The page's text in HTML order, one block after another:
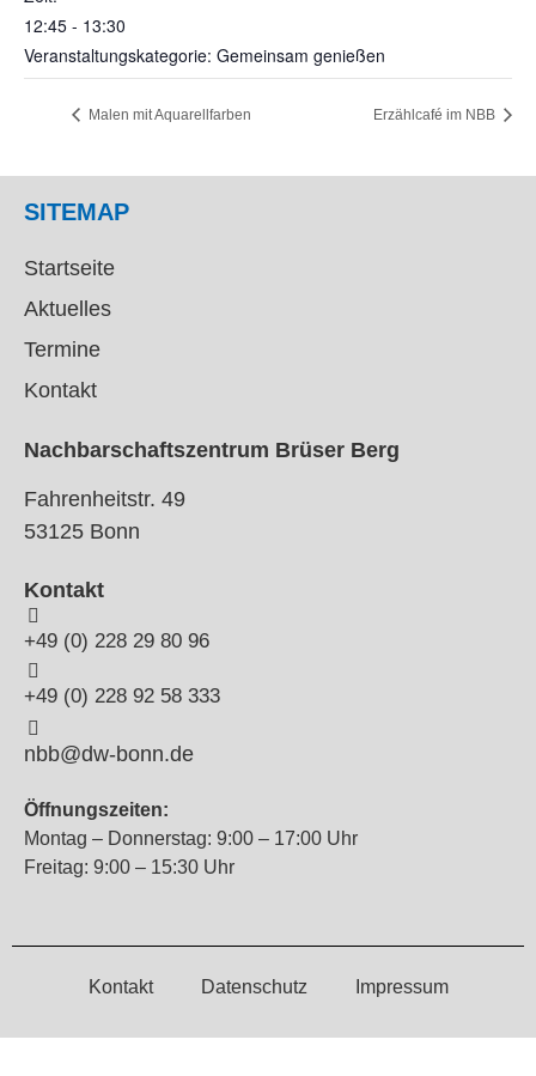
12:45 - 13:30
Veranstaltungskategorie: Gemeinsam genießen
Malen mit Aquarellfarben Erzählcafé im NBB
SITEMAP
Startseite
Aktuelles
Termine
Kontakt
Nachbarschaftszentrum Brüser Berg
Fahrenheitstr. 49
53125 Bonn
Kontakt
+49 (0) 228 29 80 96
+49 (0) 228 92 58 333
nbb@dw-bonn.de
Öffnungszeiten:
Montag – Donnerstag: 9:00 – 17:00 Uhr
Freitag: 9:00 – 15:30 Uhr
Kontakt Datenschutz Impressum